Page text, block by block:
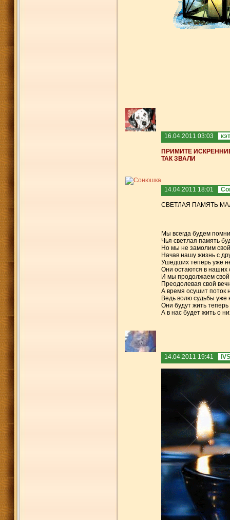
16.04.2011 03:03
ПРИМИТЕ
ТАК ЗВАЛИ
14.04.2011 18:01
СВЕТЛАЯ ПАМЯТЬ
Мы всегда будем
Чья светлая память
Но мы не замолим
Начав нашу жизнь с
Ушедших теперь уже
Они остаются в наших
И мы продолжаем свой
Преодолевая свой
А время осушит поток
Ведь волю судьбы уже
Они будут жить теперь
А в нас будет жить о
14.04.2011 19:41